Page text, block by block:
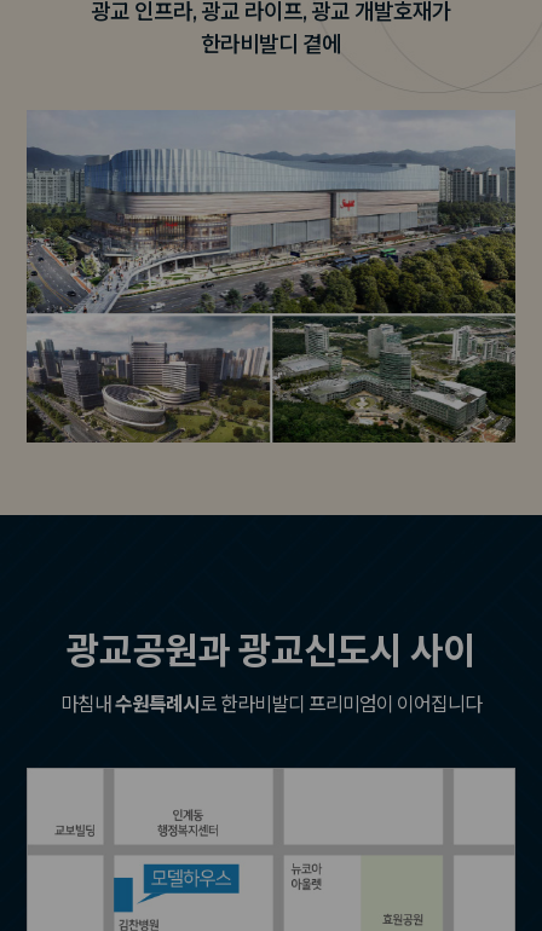
광교 인프라, 광교 라이프, 광교 개발호재가
한라비발디 곁에
광교공원과 광교신도시 사이
마침내 수원특례시 로 한라비발디 프리미엄이 이어집니다